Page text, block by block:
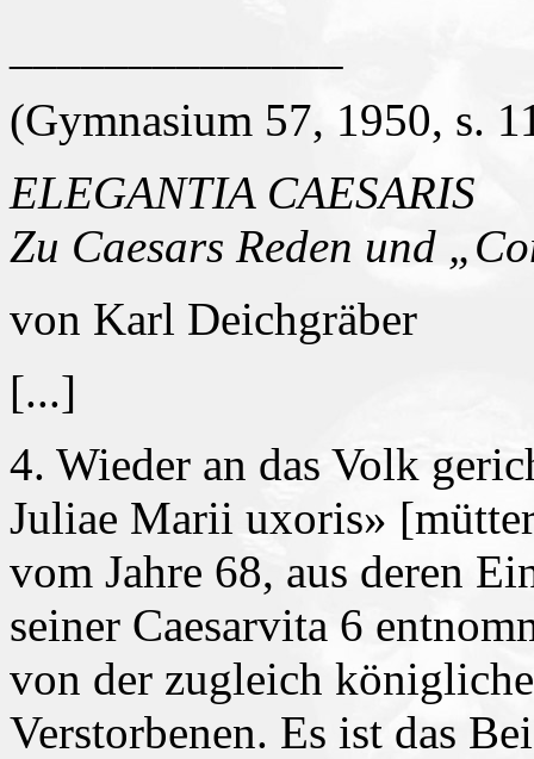
(Gymnasium 57, 1950, s.
ELEGANTIA CAESARIS
Zu Caesars Reden und
von Karl Deichgräber
[...]
4. Wieder an das Volk
Juliae Marii uxoris»
vom Jahre 68, aus deren
seiner Caesarvita 6
von der zugleich
Verstorbenen. Es ist das